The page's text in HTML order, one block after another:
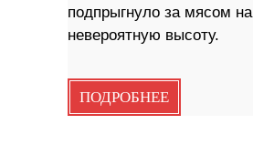
подпрыгнуло за мясом на
невероятную высоту.
ПОДРОБНЕЕ